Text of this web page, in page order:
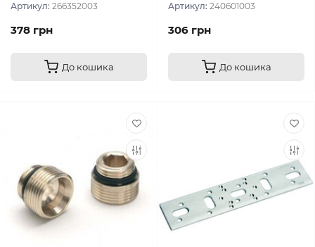
Артикул: 266352003
378 грн
До кошика
Артикул: 240601003
306 грн
До кошика